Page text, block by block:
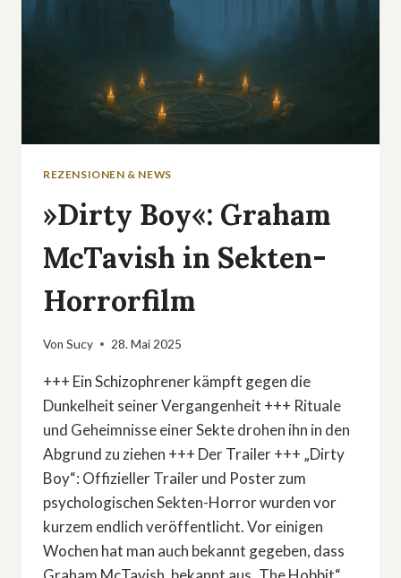
REZENSIONEN & NEWS
»Dirty Boy«: Graham
McTavish in Sekten-
Horrorfilm
Von Sucy 28. Mai 2025
+++ Ein Schizophrener kämpft gegen die
Dunkelheit seiner Vergangenheit +++ Rituale
und Geheimnisse einer Sekte drohen ihn in den
Abgrund zu ziehen +++ Der Trailer +++ „Dirty
Boy“: Offizieller Trailer und Poster zum
psychologischen Sekten-Horror wurden vor
kurzem endlich veröffentlicht. Vor einigen
Wochen hat man auch bekannt gegeben, dass